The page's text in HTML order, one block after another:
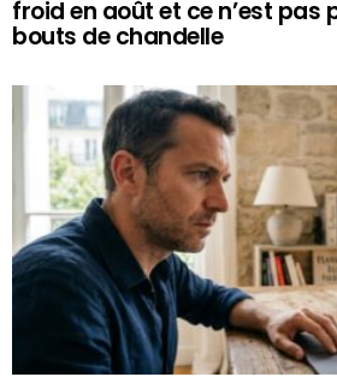
froid en août et ce n’est pas
bouts de chandelle